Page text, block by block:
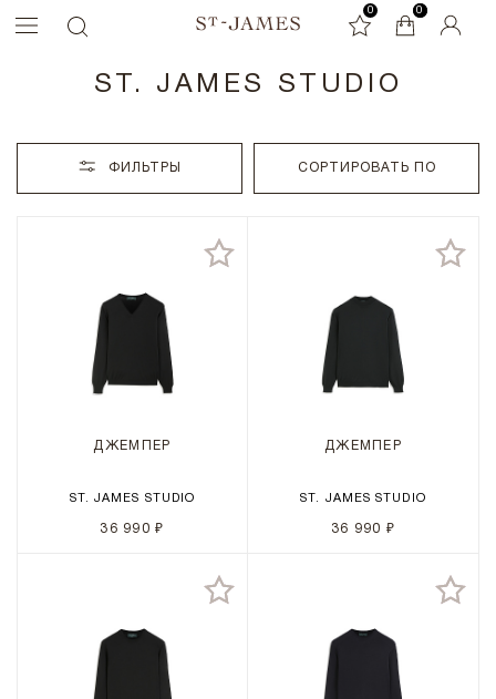
0 0
0
ST. JAMES STUDIO
ФИЛЬТРЫ СОРТИРОВАТЬ ПО
ДЖЕМПЕР
ST. JAMES STUDIO
36 990 ₽
ДЖЕМПЕР
ST. JAMES STUDIO
36 990 ₽